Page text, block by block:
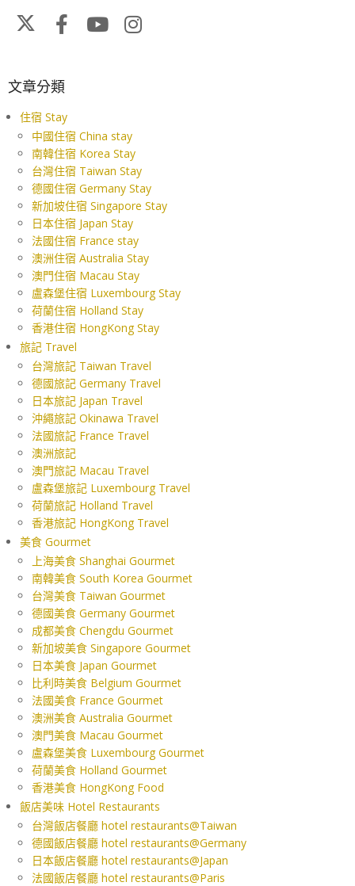
文章分類
住宿 Stay
中國住宿 China stay
南韓住宿 Korea Stay
台灣住宿 Taiwan Stay
德國住宿 Germany Stay
新加坡住宿 Singapore Stay
日本住宿 Japan Stay
法國住宿 France stay
澳洲住宿 Australia Stay
澳門住宿 Macau Stay
盧森堡住宿 Luxembourg Stay
荷蘭住宿 Holland Stay
香港住宿 HongKong Stay
旅記 Travel
台灣旅記 Taiwan Travel
德國旅記 Germany Travel
日本旅記 Japan Travel
沖繩旅記 Okinawa Travel
法國旅記 France Travel
澳洲旅記
澳門旅記 Macau Travel
盧森堡旅記 Luxembourg Travel
荷蘭旅記 Holland Travel
香港旅記 HongKong Travel
美食 Gourmet
上海美食 Shanghai Gourmet
南韓美食 South Korea Gourmet
台灣美食 Taiwan Gourmet
德國美食 Germany Gourmet
成都美食 Chengdu Gourmet
新加坡美食 Singapore Gourmet
日本美食 Japan Gourmet
比利時美食 Belgium Gourmet
法國美食 France Gourmet
澳洲美食 Australia Gourmet
澳門美食 Macau Gourmet
盧森堡美食 Luxembourg Gourmet
荷蘭美食 Holland Gourmet
香港美食 HongKong Food
飯店美味 Hotel Restaurants
台灣飯店餐廳 hotel restaurants@Taiwan
德國飯店餐廳 hotel restaurants@Germany
日本飯店餐廳 hotel restaurants@Japan
法國飯店餐廳 hotel restaurants@Paris